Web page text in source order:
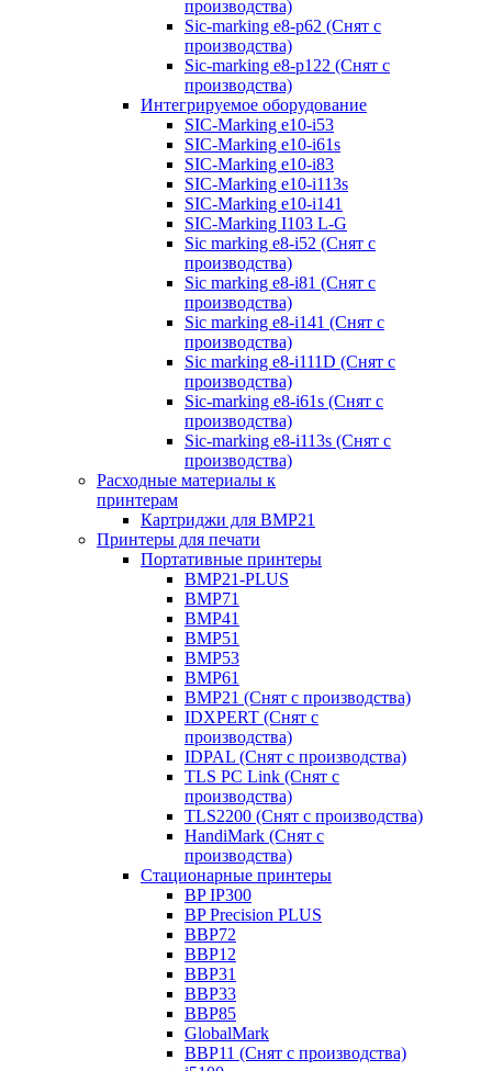
производства)
Sic-marking e8-p62 (Снят с
производства)
Sic-marking e8-p122 (Снят с
производства)
Интегрируемое оборудование
SIC-Marking e10-i53
SIC-Marking e10-i61s
SIC-Marking e10-i83
SIC-Marking e10-i113s
SIC-Marking e10-i141
SIC-Marking I103 L-G
Sic marking e8-i52 (Снят с
производства)
Sic marking e8-i81 (Снят с
производства)
Sic marking e8-i141 (Снят с
производства)
Sic marking e8-i111D (Снят с
производства)
Sic-marking e8-i61s (Снят с
производства)
Sic-marking e8-i113s (Снят с
производства)
Расходные материалы к
принтерам
Картриджи для BMP21
Принтеры для печати
Портативные принтеры
BMP21-PLUS
BMP71
BMP41
BMP51
BMP53
BMP61
BMP21 (Снят с производства)
IDXPERT (Снят с
производства)
IDPAL (Снят с производства)
TLS PC Link (Снят с
производства)
TLS2200 (Снят с производства)
HandiMark (Снят с
производства)
Стационарные принтеры
BP IP300
BP Precision PLUS
BBP72
BBP12
BBP31
BBP33
BBP85
GlobalMark
BBP11 (Снят с производства)